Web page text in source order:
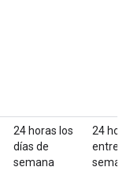
24 horas los
días de
semana
24
entre